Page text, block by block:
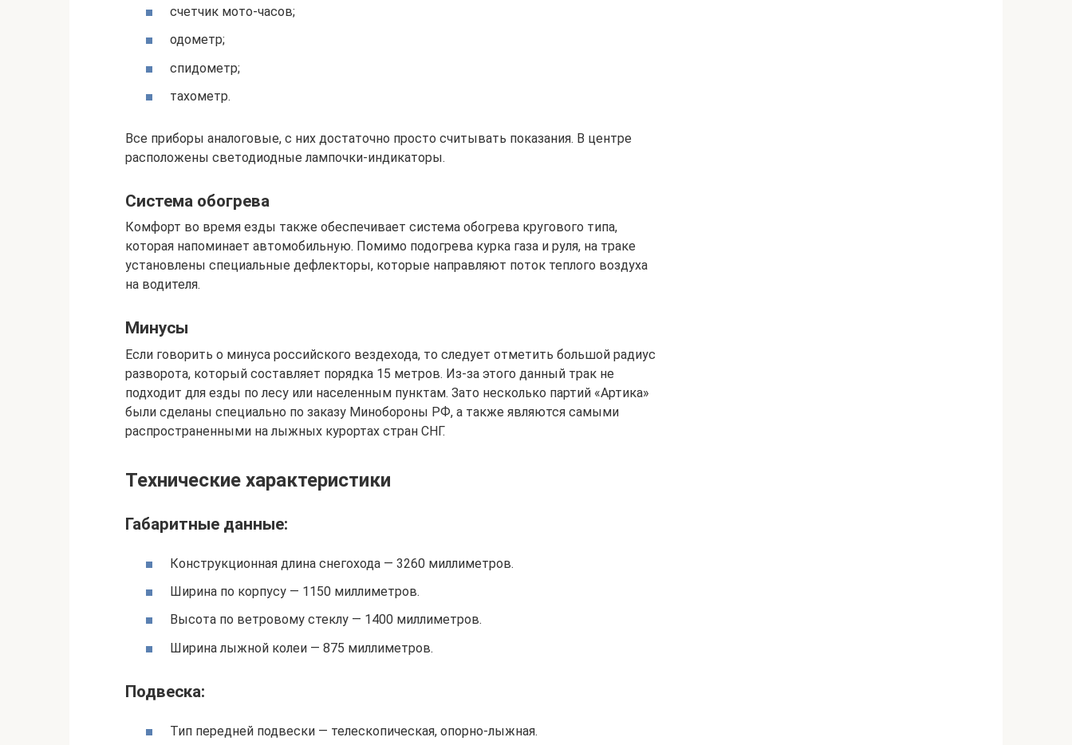
счетчик мото-часов;
одометр;
спидометр;
тахометр.
Все приборы аналоговые, с них достаточно просто считывать показания. В центре
расположены светодиодные лампочки-индикаторы.
Система обогрева
Комфорт во время езды также обеспечивает система обогрева кругового типа,
которая напоминает автомобильную. Помимо подогрева курка газа и руля, на траке
установлены специальные дефлекторы, которые направляют поток теплого воздуха
на водителя.
Минусы
Если говорить о минуса российского вездехода, то следует отметить большой радиус
разворота, который составляет порядка 15 метров. Из-за этого данный трак не
подходит для езды по лесу или населенным пунктам. Зато несколько партий «Артика»
были сделаны специально по заказу Минобороны РФ, а также являются самыми
распространенными на лыжных курортах стран СНГ.
Технические характеристики
Габаритные данные:
Конструкционная длина снегохода — 3260 миллиметров.
Ширина по корпусу — 1150 миллиметров.
Высота по ветровому стеклу — 1400 миллиметров.
Ширина лыжной колеи — 875 миллиметров.
Подвеска:
Тип передней подвески — телескопическая, опорно-лыжная.